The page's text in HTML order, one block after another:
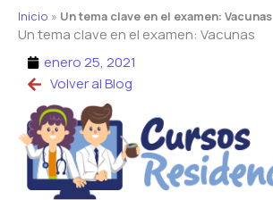
Inicio » Un tema clave en el examen: Vacunas
Un tema clave en el examen: Vacunas
enero 25, 2021
Volver al Blog